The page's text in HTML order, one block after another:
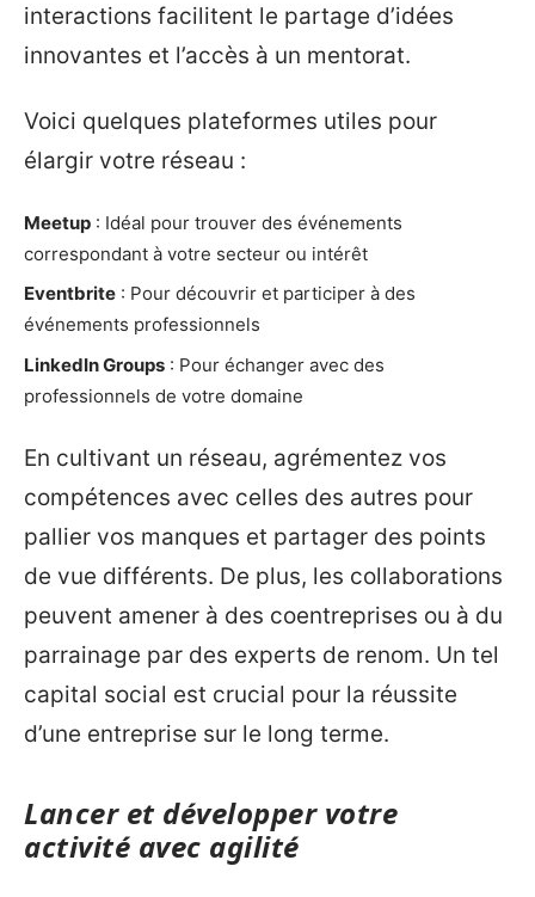
interactions facilitent le partage d’idées
innovantes et l’accès à un mentorat.
Voici quelques plateformes utiles pour
élargir votre réseau :
Meetup : Idéal pour trouver des événements
correspondant à votre secteur ou intérêt
Eventbrite : Pour découvrir et participer à des
événements professionnels
LinkedIn Groups : Pour échanger avec des
professionnels de votre domaine
En cultivant un réseau, agrémentez vos
compétences avec celles des autres pour
pallier vos manques et partager des points
de vue différents. De plus, les collaborations
peuvent amener à des coentreprises ou à du
parrainage par des experts de renom. Un tel
capital social est crucial pour la réussite
d’une entreprise sur le long terme.
Lancer et développer votre
activité avec agilité